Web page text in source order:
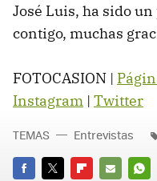
José Luis, ha sido
contigo, muchas
FOTOCASION |
Instagram | Twitter
TEMAS Entrevistas